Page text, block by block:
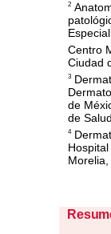
2
Centro
Ciudad
3
de
de
4
Morelia,